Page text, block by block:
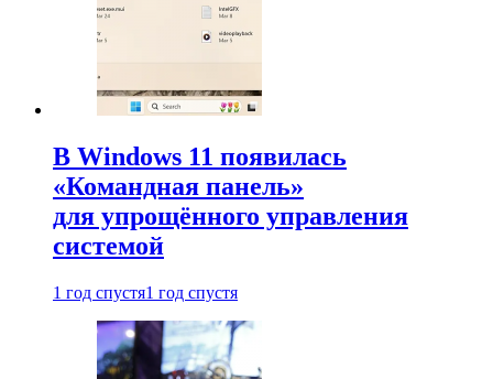
В Windows 11 появилась
«Командная панель»
для упрощённого управления
системой
1 год спустя1 год спустя